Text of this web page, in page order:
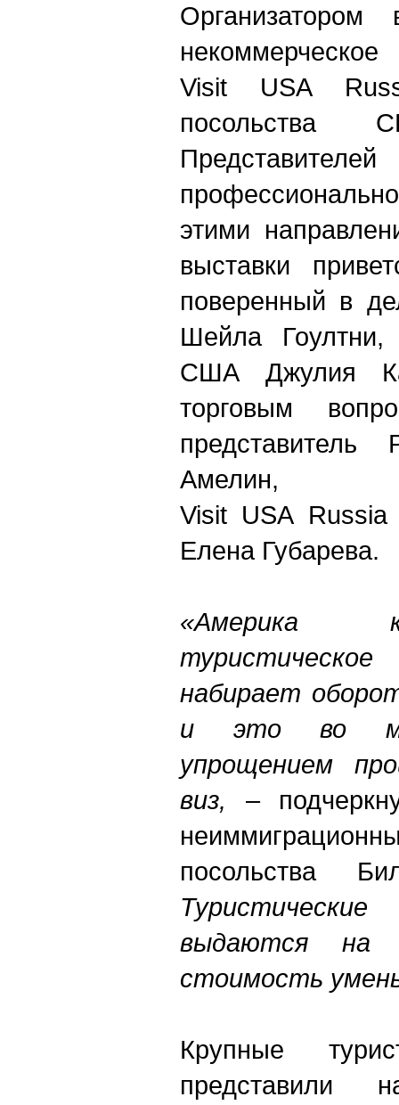
Организатором
Visit USA
этими
выставки
поверенный в
Шейла Гоултни,
США Джулия
торговым
представитель
Амелин,
Visit USA
Елена Губарева.
«Америка
набирает
и это во
упрощением
виз, –
посольства
выдаются
стоимость
Крупные
представили